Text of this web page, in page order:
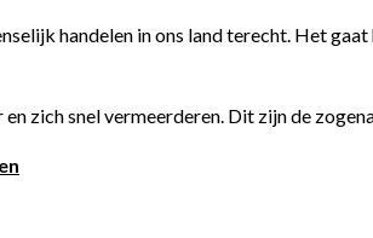
handelen in ons land terecht. Het
zich snel vermeerderen. Dit zijn de